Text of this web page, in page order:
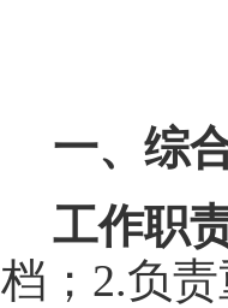
一、综
工作职
档； 2.负